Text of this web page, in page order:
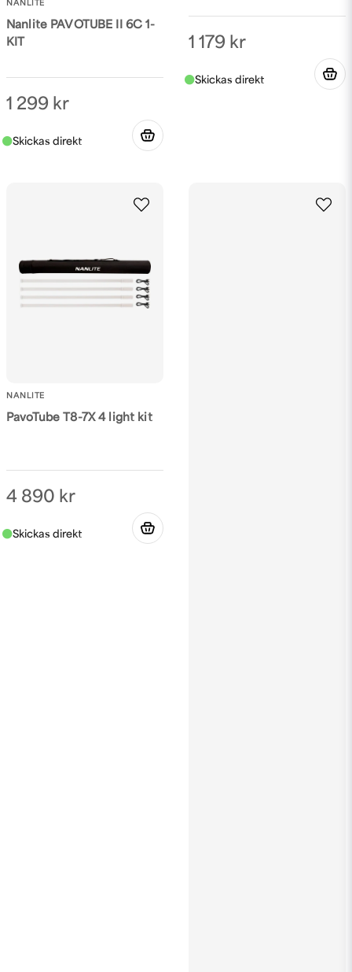
NANLITE
Nanlite PAVOTUBE II 6C 1-
KIT
1 299 kr
1 179 kr
NANLITE
PavoTube T8-7X 4 light kit
4 890 kr